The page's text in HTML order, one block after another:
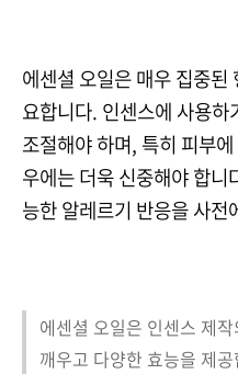
에센셜 오일은 매우 집중된
요합니다. 인센스에 사용하
조절해야 하며, 특히 피부
우에는 더욱 신중해야 합
능한 알레르기 반응을 사
에센셜 오일은 인센스 제
깨우고 다양한 효능을 제